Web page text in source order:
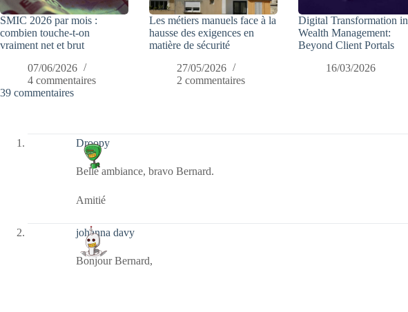
SMIC 2026 par mois :
combien touche-t-on
vraiment net et brut
07/06/2026
4 commentaires
Les métiers manuels face à la
hausse des exigences en
matière de sécurité
27/05/2026
2 commentaires
Digital Transformation in
Wealth Management:
Beyond Client Portals
16/03/2026
39 commentaires
Droopy
Belle ambiance, bravo Bernard.
Amitié
johanna davy
Bonjour Bernard,